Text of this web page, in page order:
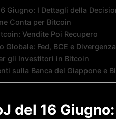
Giugno: I Dettagli della
Conta per Bitcoin
Vendite Poi Recupero
Globale: Fed, BCE e
gli Investitori in Bitcoin
sulla Banca del Giappone e
del 16